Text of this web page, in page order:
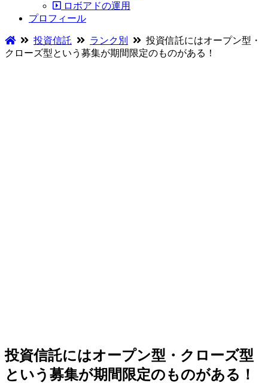
ロボアドの運用
プロフィール
投資信託 ランク別
投資信託にはオープン型・
クローズ型という募集が期間限定のものがある！
投資信託にはオープン型・クローズ型
という募集が期間限定のものがある！